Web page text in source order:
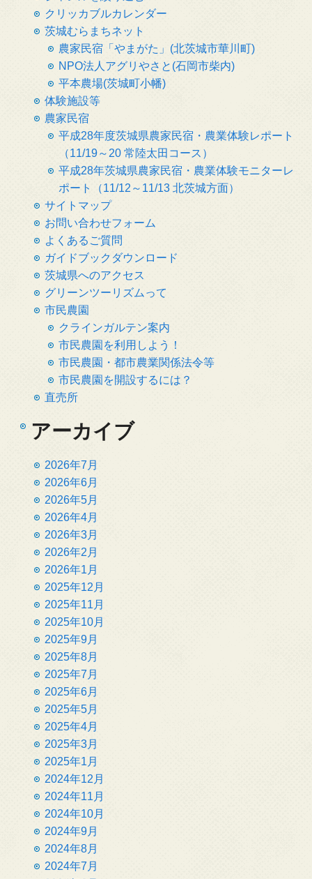
クリッカブルカレンダー
茨城むらまちネット
農家民宿「やまがた」(北茨城市華川町)
NPO法人アグリやさと(石岡市柴内)
平本農場(茨城町小幡)
体験施設等
農家民宿
平成28年度茨城県農家民宿・農業体験レポート
（11/19～20 常陸太田コース）
平成28年茨城県農家民宿・農業体験モニターレ
ポート（11/12～11/13 北茨城方面）
サイトマップ
お問い合わせフォーム
よくあるご質問
ガイドブックダウンロード
茨城県へのアクセス
グリーンツーリズムって
市民農園
クラインガルテン案内
市民農園を利用しよう！
市民農園・都市農業関係法令等
市民農園を開設するには？
直売所
アーカイブ
2026年7月
2026年6月
2026年5月
2026年4月
2026年3月
2026年2月
2026年1月
2025年12月
2025年11月
2025年10月
2025年9月
2025年8月
2025年7月
2025年6月
2025年5月
2025年4月
2025年3月
2025年1月
2024年12月
2024年11月
2024年10月
2024年9月
2024年8月
2024年7月